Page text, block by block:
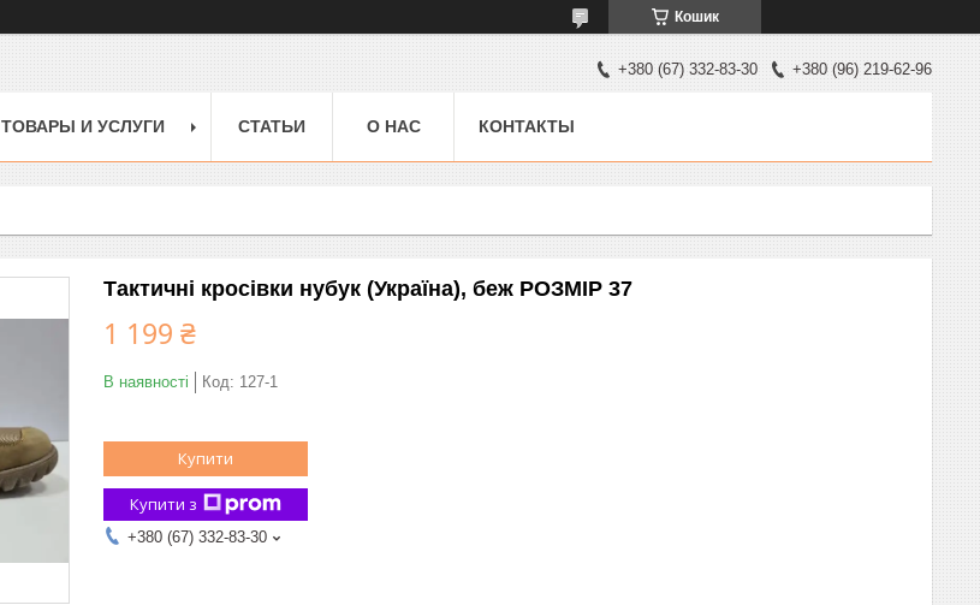
Кошик
+380 (67) 332-83-30 +380 (96) 219-62-96
ТОВАРЫ И УСЛУГИ СТАТЬИ О НАС КОНТАКТЫ
Тактичні кросівки нубук (Україна), беж РОЗМІР 37
1 199 ₴
В наявності Код: 127-1
Купити
Купити з
+380 (67) 332-83-30